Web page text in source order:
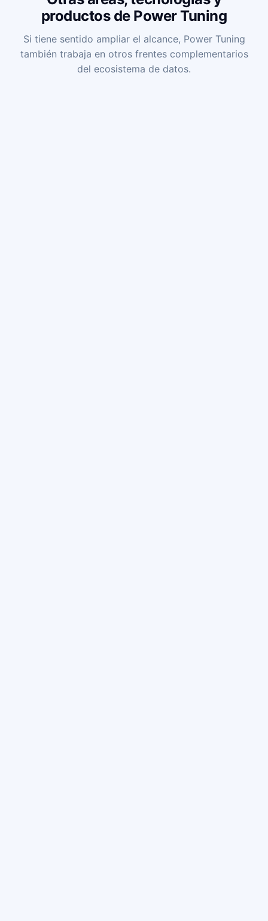
productos de Power Tuning
Si tiene sentido ampliar el alcance, Power Tuning
también trabaja en otros frentes complementarios
del ecosistema de datos.